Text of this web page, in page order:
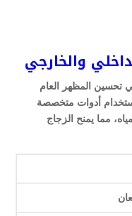
والخارجي
المظهر العام
أدوات متخصصة
مما يمنح الزجاج